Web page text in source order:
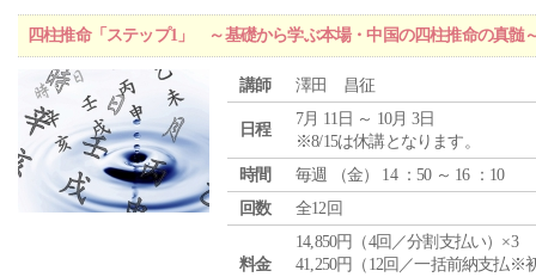
四柱推命「ステップ1」 ～基礎から学ぶ本場・中国の四柱推命の真髄
講師 澤田 昌征
日程
7月 11日 ～ 10月 3日
※8/15は休講となります。
時間
毎週 （金） 14 ：50 ～ 16 ：10
回数
全12回
料金
14,850円（4回／分割支払い）×3
41,250円（12回／一括前納支払※